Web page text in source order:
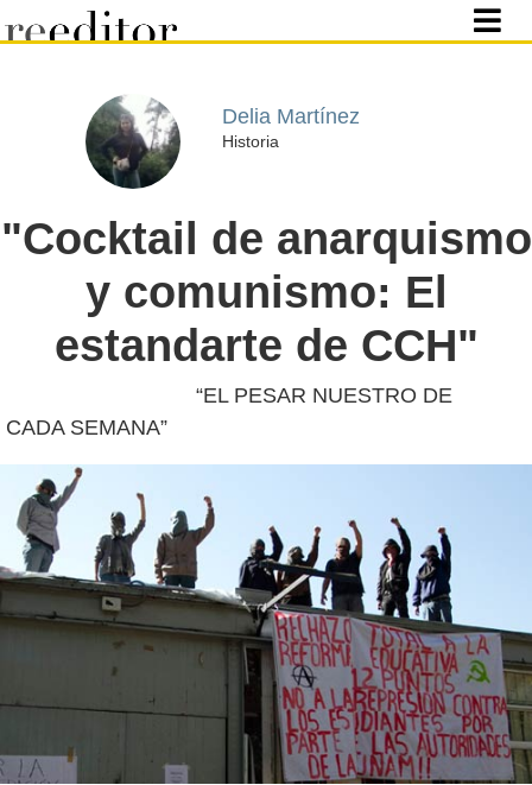
Delia Martínez
Historia
"Cocktail de anarquismo
y comunismo: El
estandarte de CCH"
“EL PESAR NUESTRO DE